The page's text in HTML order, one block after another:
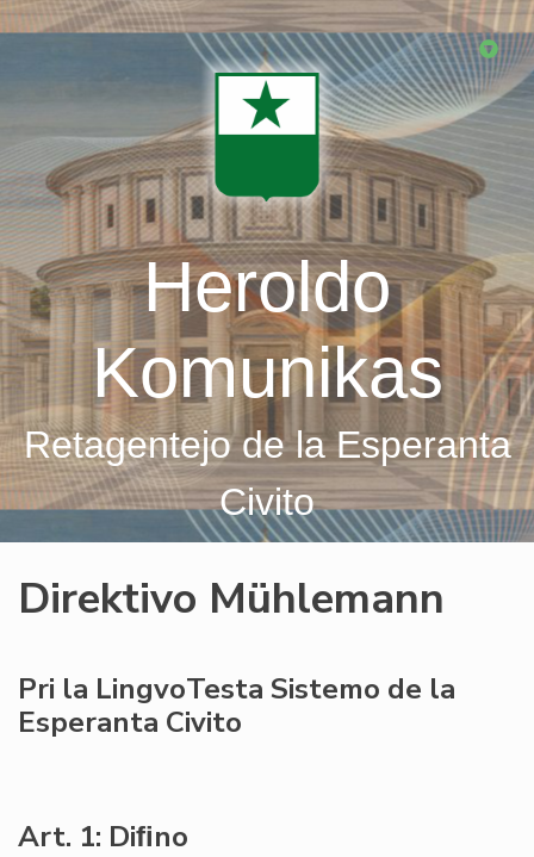
Skip
Heroldo
Komunikas
Retagentejo de la Esperanta
Civito
Direktivo Mühlemann
Pri la LingvoTesta Sistemo de la
Esperanta Civito
Art. 1: Diﬁno